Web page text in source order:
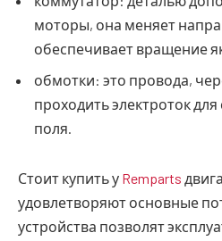
моторы, она меняет
обеспечивает вращение
обмотки: это провода,
проходить электроток
поля.
Стоит купить у Remparts
удовлетворяют основные
устройства позволят